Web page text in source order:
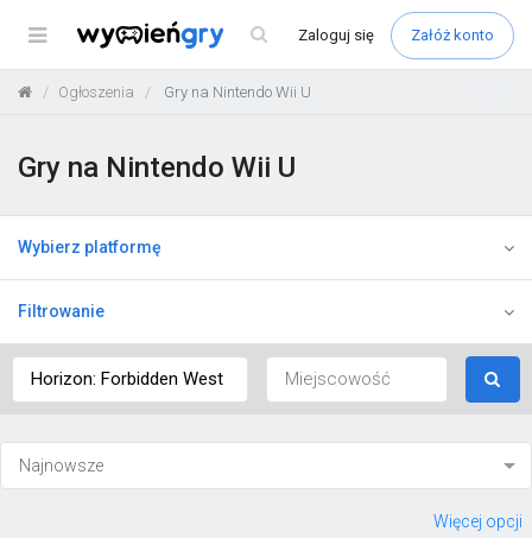
Menu Zaloguj się Załóż konto
Ogłoszenia Gry na Nintendo Wii U
Gry na Nintendo Wii U
Wybierz platformę
Filtrowanie
Więcej opcji